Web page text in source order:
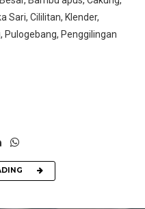
Sari, Cililitan, Klender,
Pulogebang, Penggilingan